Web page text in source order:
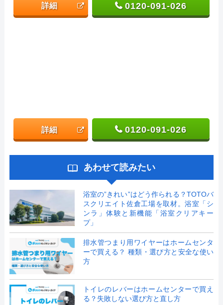
詳細 0120-091-026
詳細 0120-091-026
あわせて読みたい
浴室の”きれい”はどう作られる？TOTOバ
スクリエイト佐倉工場を取材。浴室「シ
ンラ」体験と新機能「浴室クリアキー
プ」
排水管つまり用ワイヤーはホームセンタ
ーで買える？ 種類・選び方と安全な使い
方
トイレのレバーはホームセンターで買え
る？失敗しない選び方と直し方